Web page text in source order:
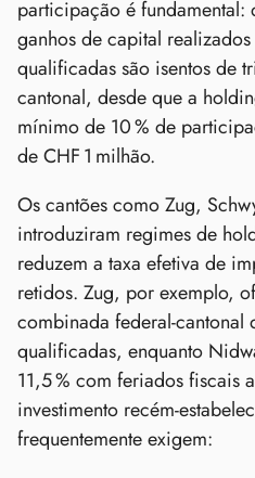
participação é
ganhos de capital
qualificadas são isentos de
cantonal, desde que a
mínimo de 10 % de
de CHF 1 milhão.
Os cantões como Zug,
introduziram regimes de
reduzem a taxa efetiva de
retidos. Zug, por exemplo,
combinada federal‑cantonal
qualificadas, enquanto
11,5 % com feriados fiscais
investimento
frequentemente exigem: